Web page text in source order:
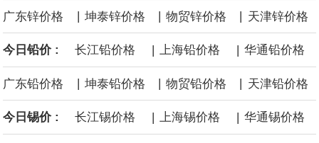
广东锌价格 | 坤泰锌价格 | 物贸锌价格 | 天津锌价格
今日铅价 : 长江铅价格 | 上海铅价格 | 华通铅价格
广东铅价格 坤泰铅价格 物贸铅价格 天津铅价格
今日锡价 : 长江锡价格 | 上海锡价格 | 华通锡价格